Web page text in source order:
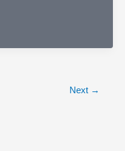
Next →